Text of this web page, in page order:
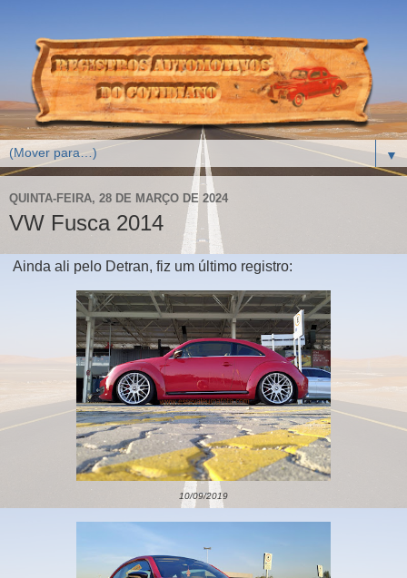
▼
QUINTA-FEIRA, 28 DE MARÇO DE 2024
VW Fusca 2014
Ainda ali pelo Detran, fiz um último registro:
10/09/2019